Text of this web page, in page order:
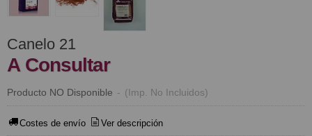
Canelo 21
A Consultar
Producto NO Disponible - (Imp. No Incluidos)
Costes de envío Ver descripción